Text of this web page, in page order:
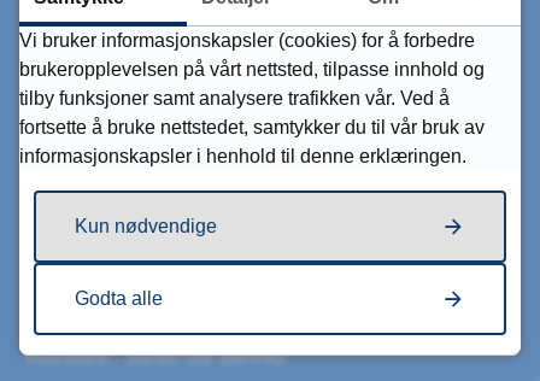
Post og besøksadresse:
Tingplassen 1,
6440 Elnesvågen.
Send e-post
Kontonr: 3930 09 86440
Vi bruker informasjonskapsler (cookies) for å forbedre
brukeropplevelsen på vårt nettsted, tilpasse innhold og
tilby funksjoner samt analysere trafikken vår. Ved å
fortsette å bruke nettstedet, samtykker du til vår bruk av
informasjonskapsler i henhold til denne erklæringen.
Kun nødvendige
Godta alle